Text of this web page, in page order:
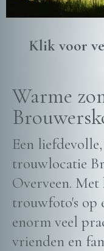
Klik voor
Warme
Een
trouwlocatie
Overveen.
trouwfoto's op
enorm veel
vrienden en